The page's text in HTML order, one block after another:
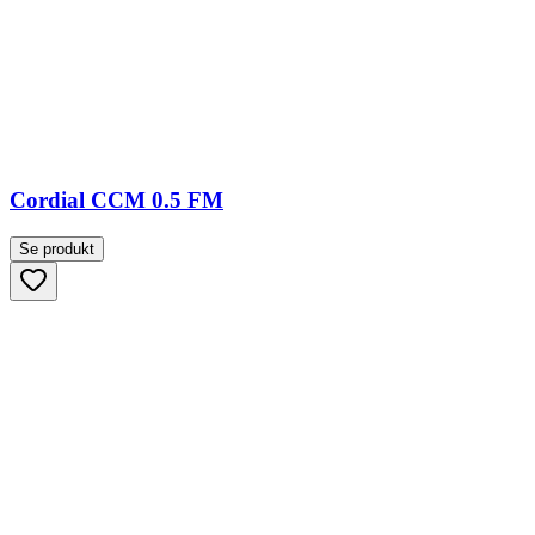
Cordial CCM 0.5 FM
Se produkt